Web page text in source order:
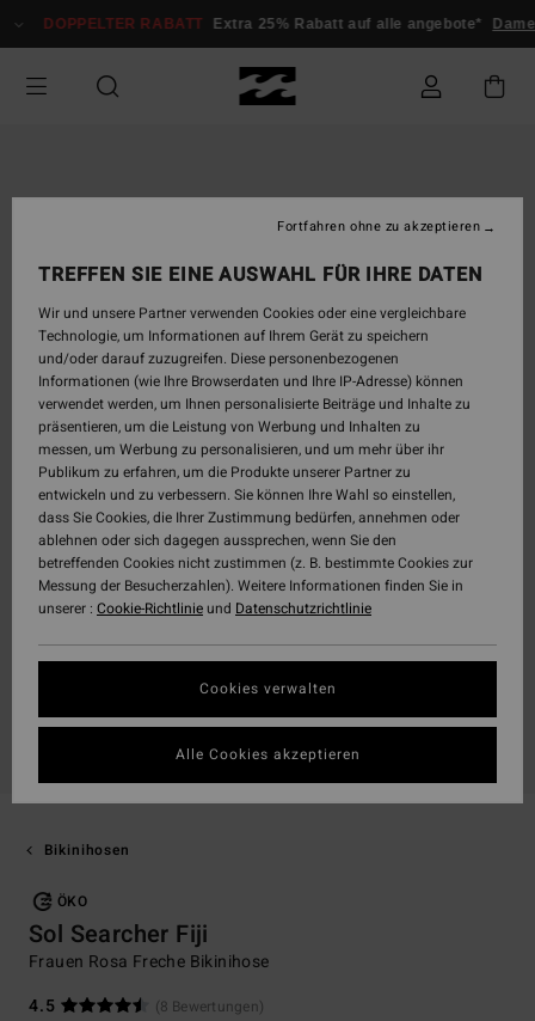
zur
springen
DOPPELTER RABATT Extra 25% Rabatt auf alle angebote*
Bikinihosen
ÖKO
Sol Searcher Fiji
Frauen Rosa Freche Bikinihose
4.5
(8 Bewertungen)
TREFFEN SIE EINE AUSWAHL FÜR IHRE DATEN
Wir und unsere Partner verwenden Cookies oder eine vergleichbare
Technologie, um Informationen auf Ihrem Gerät zu speichern
und/oder darauf zuzugreifen. Diese personenbezogenen
Informationen (wie Ihre Browserdaten und Ihre IP-Adresse) können
verwendet werden, um Ihnen personalisierte Beiträge und Inhalte zu
präsentieren, um die Leistung von Werbung und Inhalten zu
messen, um Werbung zu personalisieren, und um mehr über ihr
Publikum zu erfahren, um die Produkte unserer Partner zu
entwickeln und zu verbessern. Sie können Ihre Wahl so einstellen,
dass Sie Cookies, die Ihrer Zustimmung bedürfen, annehmen oder
ablehnen oder sich dagegen aussprechen, wenn Sie den
betreffenden Cookies nicht zustimmen (z. B. bestimmte Cookies zur
Messung der Besucherzahlen). Weitere Informationen finden Sie in
unserer : Cookie-Richtlinieund Datenschutzrichtlinie
Cookies verwalten
Fortfahren ohne zu akzeptieren
Alle Cookies akzeptieren